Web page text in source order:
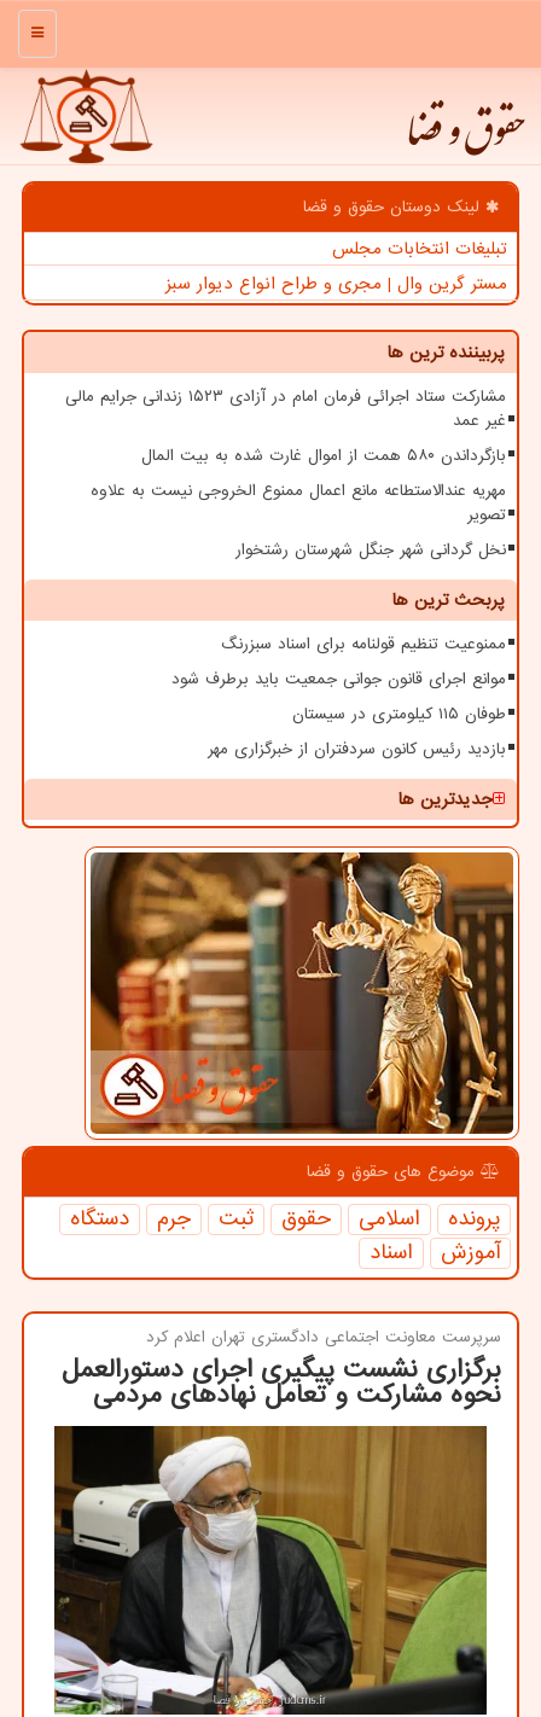
منو
حقوق و قضا
لینک دوستان حقوق و قضا
تبلیغات انتخابات مجلس
مستر گرین وال | مجری و طراح انواع دیوار سبز
پربیننده ترین ها
مشارکت ستاد اجرائی فرمان امام در آزادی ۱۵۲۳ زندانی جرایم مالی
غیر عمد
بازگرداندن ۵۸۰ همت از اموال غارت شده به بیت المال
مهریه عندالاستطاعه مانع اعمال ممنوع الخروجی نیست به علاوه
تصویر
نخل گردانی شهر جنگل شهرستان رشتخوار
پربحث ترین ها
ممنوعیت تنظیم قولنامه برای اسناد سبزرنگ
موانع اجرای قانون جوانی جمعیت باید برطرف شود
طوفان ۱۱۵ کیلومتری در سیستان
بازدید رئیس کانون سردفتران از خبرگزاری مهر
جدیدترین ها
موضوع های حقوق و قضا
پرونده اسلامی حقوق ثبت جرم
دستگاه
آموزش
اسناد
سرپرست معاونت اجتماعی دادگستری تهران اعلام كرد
برگزاری نشست پیگیری اجرای دستورالعمل
نحوه مشاركت و تعامل نهادهای مردمی